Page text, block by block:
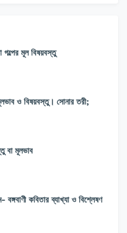
গল্পের মূল বিষয়বস্তু
ও বিষয়বস্তু। সোনার তরী;
বা মূলভাব
বঙ্গবাণী কবিতার ব্যাখ্যা ও বিশ্লেষণ